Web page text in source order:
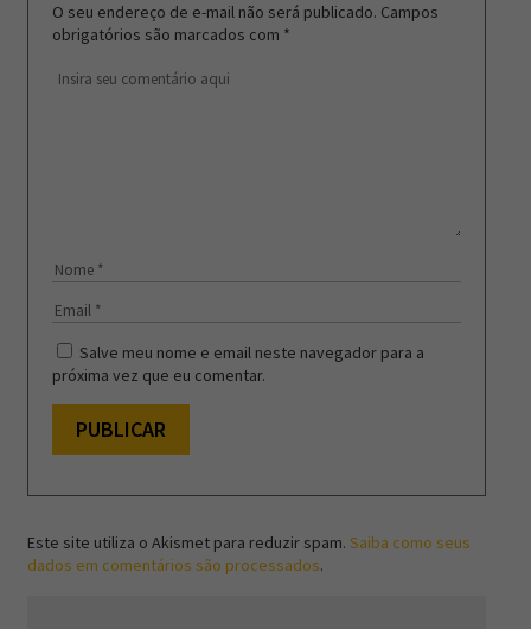
O seu endereço de e-mail não será publicado. Campos
obrigatórios são marcados com *
Salve meu nome e email neste navegador para a
próxima vez que eu comentar.
Este site utiliza o Akismet para reduzir spam. Saiba como seus
dados em comentários são processados.